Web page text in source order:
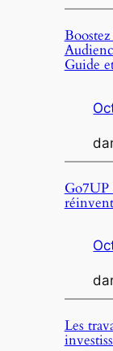
Guide
Go7UP
Les